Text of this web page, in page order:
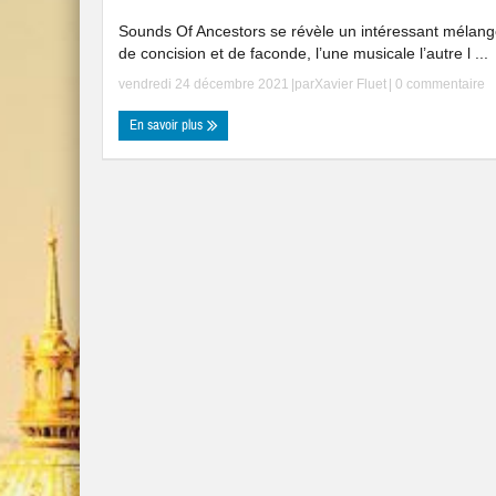
Sounds Of Ancestors se révèle un intéressant
de concision et de faconde, l’une musicale l’autre l ...
vendredi 24 décembre 2021 |parXavier Fluet 0 commentaire
En savoir plus